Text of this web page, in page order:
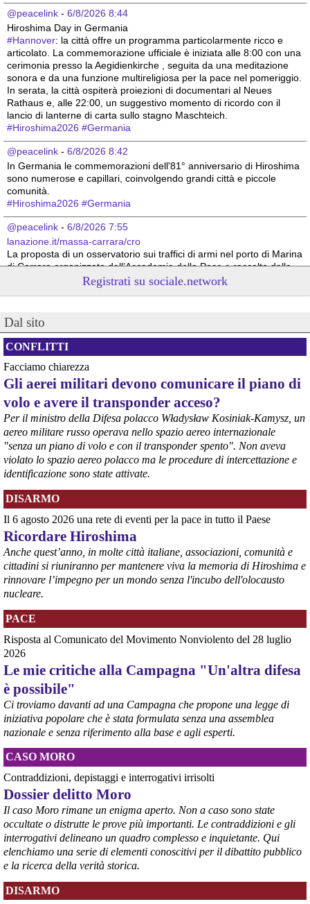
@peacelink - 6/8/2026 8:44
Hiroshima Day in Germania
#Hannover: la città offre un programma particolarmente ricco e
articolato. La commemorazione ufficiale è iniziata alle 8:00 con una
cerimonia presso la Aegidienkirche , seguita da una meditazione
sonora e da una funzione multireligiosa per la pace nel pomeriggio.
In serata, la città ospiterà proiezioni di documentari al Neues
Rathaus e, alle 22:00, un suggestivo momento di ricordo con il
lancio di lanterne di carta sullo stagno Maschteich.
#Hiroshima2026 #Germania
@peacelink - 6/8/2026 8:42
In Germania le commemorazioni dell'81° anniversario di Hiroshima
sono numerose e capillari, coinvolgendo grandi città e piccole
comunità.
#Hiroshima2026 #Germania
@peacelink - 6/8/2026 7:55
lanazione.it/massa-carrara/cro
La proposta di un osservatorio sui traffici di armi nel porto di Marina
di Carrara organizzato dall’Accademia della Pace e raccolta dalla
sindaca Serena Arrighi.
Linda Maggiori, nel ricostruire l’inchiesta che ha fatto per
tra cui quello di Marina di Carrara, ha sottolineato la resistenza da
parte delle istituzioni competenti a fornire le informazioni
indispensabili.
#armi #disarmo #pcknews #pace
@peacelink - 6/8/2026 7:50
retepacedisarmo.org/2026/missi
Il Parlamento è stato tenuto praticamente all’oscuro del
dispiegamento di uomini e mezzi verso il regno saudita e in un
contesto di conflitto aperto nella regione.
#disarmo #noguerra #pcknews
@peacelink - 6/8/2026 5:38
ilmanifesto.it/guerra-a-debito
Ieri il parlamento ha approvato le risoluzioni della maggioranza che
impegnano il governo ad avviare le procedure per chiedere
all’Unione europea di attivare la clausola di salvaguardia nazionale
per lo scostamento di bilancio. Si tratta, in un triennio, dello 0,6%
del Pil per investimenti in transizione energetica e dello 0,9% in
materia di spese militari. In totale si parla di circa 36 miliardi, 14 per
l’energia e 22 per la difesa da qui al 2028.
#spesemilitari
Registrati su sociale.network
Dal sito
CONFLITTI
Facciamo chiarezza
Gli aerei militari devono comunicare il piano di
volo e avere il transponder acceso?
Per il ministro della Difesa polacco Władysław Kosiniak-Kamysz, un
aereo militare russo operava nello spazio aereo internazionale
"senza un piano di volo e con il transponder spento". Non aveva
violato lo spazio aereo polacco ma le procedure di intercettazione e
identificazione sono state attivate.
DISARMO
Il 6 agosto 2026 una rete di eventi per la pace in tutto il Paese
Ricordare Hiroshima
Anche quest’anno, in molte città italiane, associazioni, comunità e
cittadini si riuniranno per mantenere viva la memoria di Hiroshima e
rinnovare l’impegno per un mondo senza l'incubo dell'olocausto
nucleare.
PACE
Risposta al Comunicato del Movimento Nonviolento del 28 luglio
2026
Le mie critiche alla Campagna "Un'altra difesa
è possibile"
Ci troviamo davanti ad una Campagna che propone una legge di
iniziativa popolare che è stata formulata senza una assemblea
nazionale e senza riferimento alla base e agli esperti.
CASO MORO
Contraddizioni, depistaggi e interrogativi irrisolti
Dossier delitto Moro
Il caso Moro rimane un enigma aperto. Non a caso sono state
occultate o distrutte le prove più importanti. Le contraddizioni e gli
interrogativi delineano un quadro complesso e inquietante. Qui
elenchiamo una serie di elementi conoscitivi per il dibattito pubblico
e la ricerca della verità storica.
DISARMO